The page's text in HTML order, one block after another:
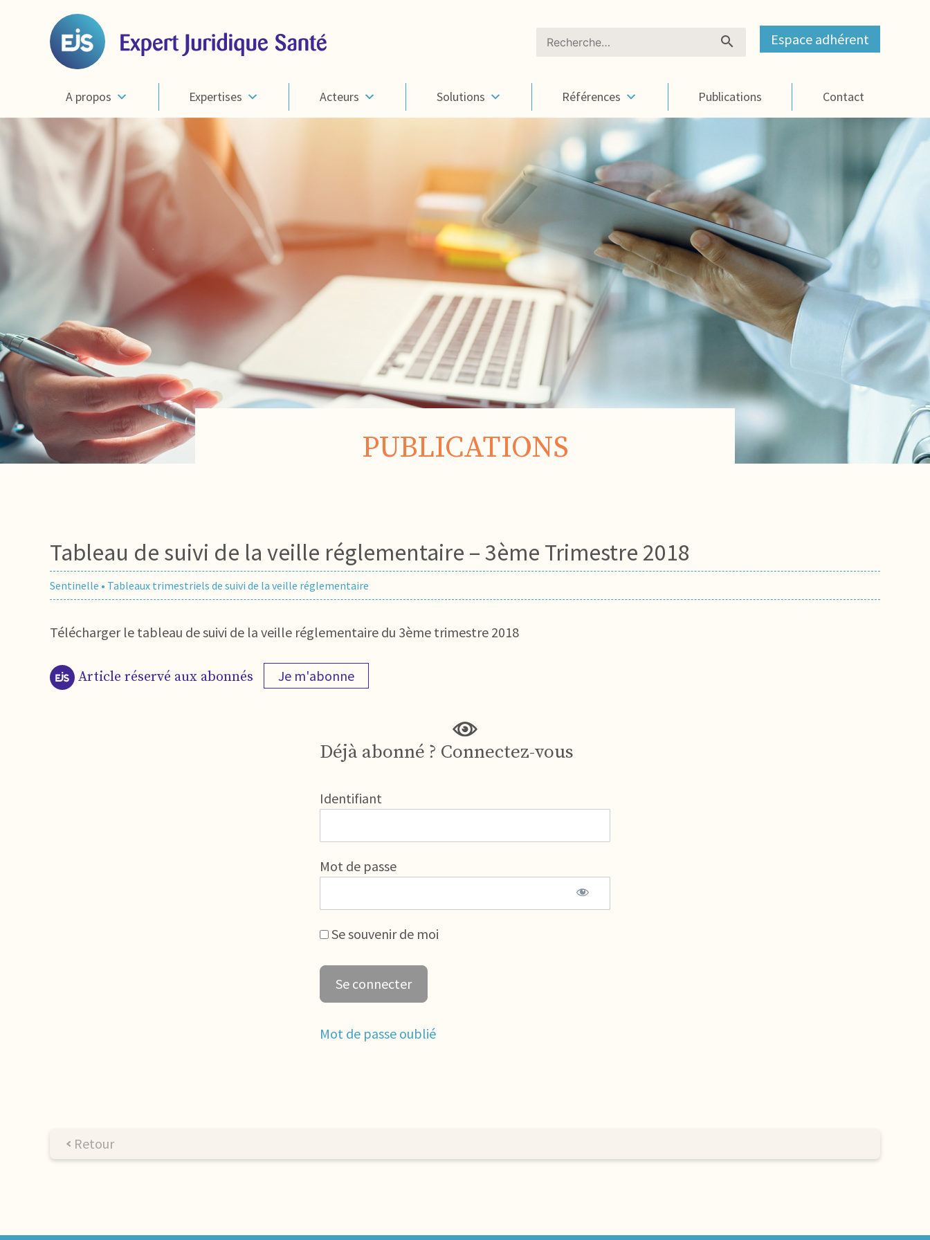
Rechercher : Espace adhérent
A propos Expertises Acteurs Solutions Références Publications Contact
PUBLICATIONS
Tableau de suivi de la veille réglementaire – 3ème Trimestre 2018
Sentinelle • Tableaux trimestriels de suivi de la veille réglementaire
Télécharger le tableau de suivi de la veille réglementaire du 3ème trimestre 2018
Article réservé aux abonnés Je m'abonne
Déjà abonné ? Connectez-vous
Identifiant
Mot de passe
Se souvenir de moi
Mot de passe oublié
Retour